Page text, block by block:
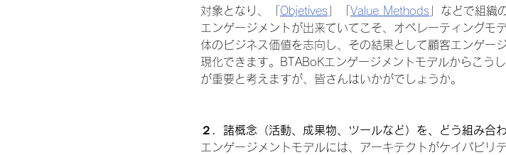
対象となり、「 Objetives Value Methods 」などで組織
エンゲージメントが出来ていてこそ、オペレーティングモ
体のビジネス価値を志向し、その結果として顧客エンゲー
現化できます。BTABoKエンゲージメントモデルからこう
が重要と考えますが、皆さんはいかがでしょうか。
２．諸概念（活動、成果物、ツールなど）を、どう組み合
エンゲージメントモデルには、アーキテクトがケイパビリ